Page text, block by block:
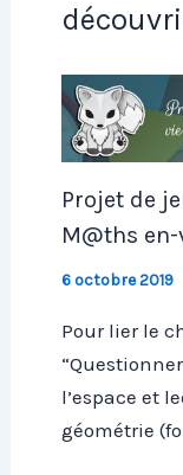
Projet de
M@ths
6 octobre 2019
Pour lier le
l’espace et
géométrie